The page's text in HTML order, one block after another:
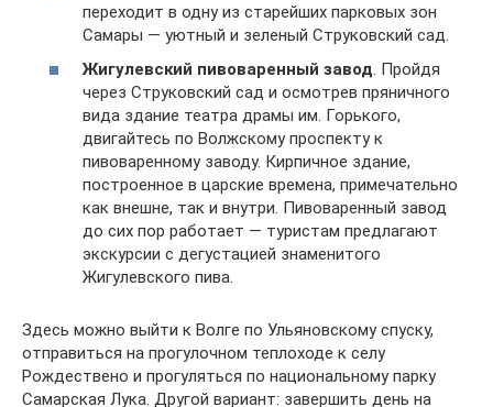
переходит в одну из старейших парковых зон
Самары — уютный и зеленый Струковский сад.
Жигулевский пивоваренный завод. Пройдя
через Струковский сад и осмотрев пряничного
вида здание театра драмы им. Горького,
двигайтесь по Волжскому проспекту к
пивоваренному заводу. Кирпичное здание,
построенное в царские времена, примечательно
как внешне, так и внутри. Пивоваренный завод
до сих пор работает — туристам предлагают
экскурсии с дегустацией знаменитого
Жигулевского пива.
Здесь можно выйти к Волге по Ульяновскому спуску,
отправиться на прогулочном теплоходе к селу
Рождествено и прогуляться по национальному парку
Самарская Лука. Другой вариант: завершить день на